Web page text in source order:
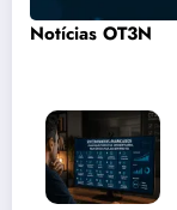
Notícias OT3N